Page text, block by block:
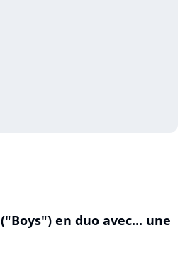
en duo avec... une